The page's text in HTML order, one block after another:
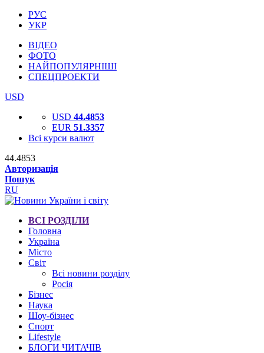
РУС
УКР
ВІДЕО
ФОТО
НАЙПОПУЛЯРНІШІ
СПЕЦПРОЕКТИ
USD
USD 44.4853
EUR 51.3357
Всі курси валют
44.4853
Авторизація
Пошук
RU
ВСІ РОЗДІЛИ
Головна
Україна
Місто
Світ
Всі новини розділу
Росія
Бізнес
Наука
Шоу-бізнес
Спорт
Lifestyle
БЛОГИ ЧИТАЧІВ